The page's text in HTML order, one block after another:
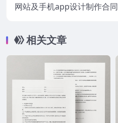
网站及手机app设计制作合同
相关文章